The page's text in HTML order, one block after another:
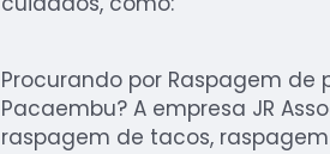
Procurando por Raspagem de
Pacaembu? A empresa JR
raspagem de tacos,